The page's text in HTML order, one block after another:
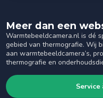
Meer dan een
Warmtebeeldcamera.nl is dé
gebied van thermografie. Wij
aan warmtebeeldcamera’s,
thermografie en